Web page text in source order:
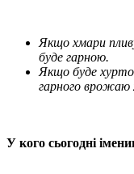
Якщо хмари
буде гарною.
Якщо буде
гарного врожаю
У кого сьогодні